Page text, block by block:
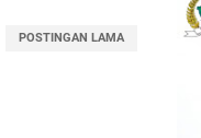
POSTINGAN LAMA